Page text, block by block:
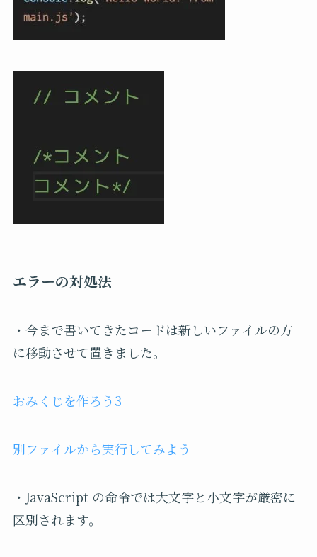
エラーの対処法
・今まで書いてきたコードは新しいファイルの方
に移動させて置きました。
おみくじを作ろう3
別ファイルから実行してみよう
・JavaScript の命令では大文字と小文字が厳密に
区別されます。